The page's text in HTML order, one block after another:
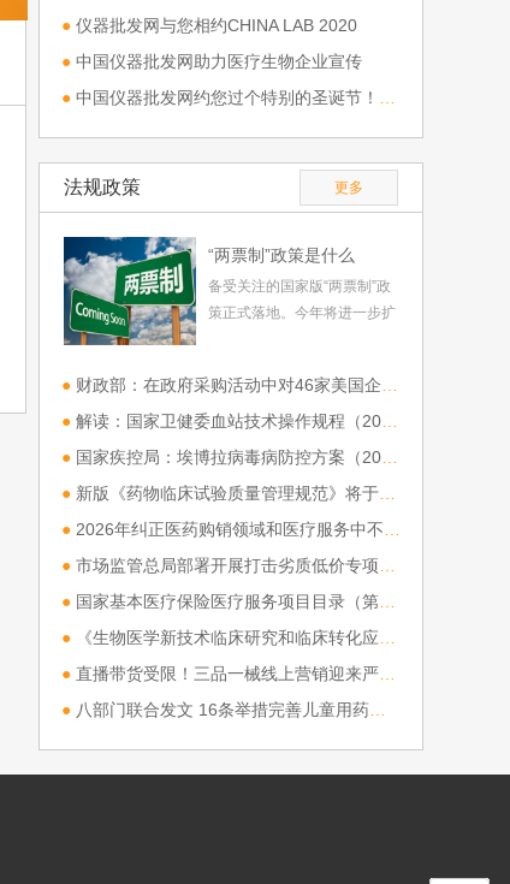
● 仪器批发网与您相约CHINA LAB 2020
● 中国仪器批发网助力医疗生物企业宣传
● 中国仪器批发网约您过个特别的圣诞节！！！
法规政策 更多
“两票制”政策是什么
备受关注的国家版“两票制”政
策正式落地。今年将进一步扩
改两票制是什么意思？[详细]
● 财政部：在政府采购活动中对46家美国企业采取相关措施
● 解读：国家卫健委血站技术操作规程（2026版）
● 国家疾控局：埃博拉病毒病防控方案（2026年版）
● 新版《药物临床试验质量管理规范》将于9月1日起施行
● 2026年纠正医药购销领域和医疗服务中不正之风工作要点
● 市场监管总局部署开展打击劣质低价专项行动
● 国家基本医疗保险医疗服务项目目录（第一批）制定工作方案》政策解读
●
《生物医学新技术临床研究和临床转化应用管理条例》（国务院令第 818 号）正式实施
● 直播带货受限！三品一械线上营销迎来严格新规
● 八部门联合发文 16条举措完善儿童用药供应保障